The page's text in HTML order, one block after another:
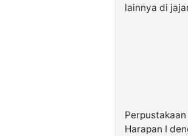
lainnya di
Harapan I